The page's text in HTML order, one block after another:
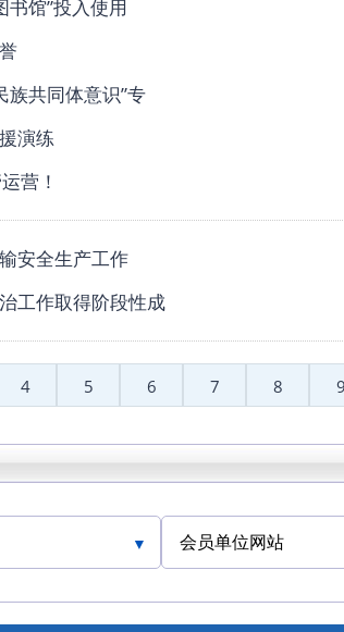
馆”投入使用
族共同体意识”专
演练
营！
安全生产工作
工作取得阶段性成
4 5 6 7 8 9
会员单位网站